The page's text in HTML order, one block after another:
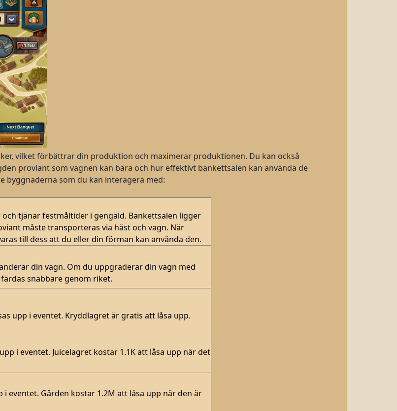
vilket förbättrar din produktion och maximerar produktionen. Du kan också
proviant som vagnen kan bära och hur effektivt bankettsalen kan använda de
byggnaderna som du kan interagera med:
tjänar festmåltider i gengäld. Bankettsalen ligger
måste transporteras via häst och vagn. När
till dess att du eller din förman kan använda den.
din vagn. Om du uppgraderar din vagn med
snabbare genom riket.
upp i eventet. Kryddlagret är gratis att låsa upp.
i eventet. Juicelagret kostar 1.1K att låsa upp när det
eventet. Gården kostar 1.2M att låsa upp när den är